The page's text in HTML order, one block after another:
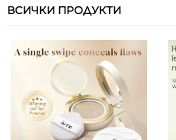
ВСИЧКИ ПРОДУКТИ